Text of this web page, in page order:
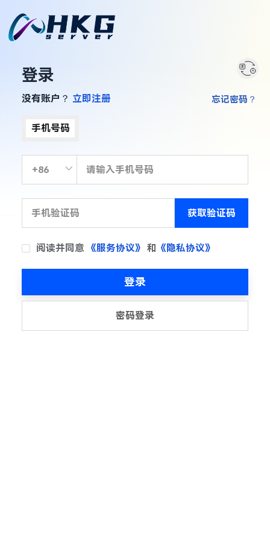
登录
没有账户？ 立即注册
手机号码
获取验证码
阅读并同意 《服务协议》 和 《隐私协议》
忘记密码？
登录
密码登录